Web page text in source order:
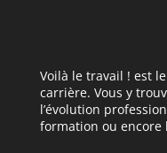
Voilà le travail ! est
carrière. Vous y
l’évolution
formation ou encore